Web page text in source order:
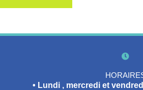
• Lundi , mercredi et